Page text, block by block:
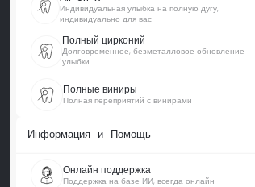
Индивидуальная улыбка на полную дугу,
индивидуально для вас
Полный цирконий
Долговременное, безметалловое обновление
улыбки
Полные виниры
Полная переприятий с винирами
Информация_и_Помощь
Онлайн поддержка
Поддержка на базе ИИ, всегда онлайн